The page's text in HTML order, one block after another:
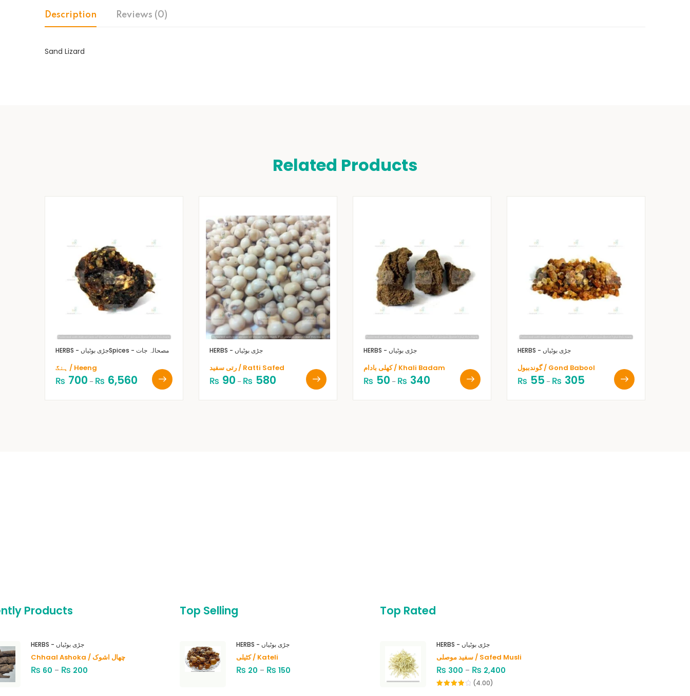
Description Reviews (0)
Sand Lizard
Related Products
HERBS - جڑی بوٹیاں Spices - مصحالہ جات
ہنگ / Heeng
₨ 700 – ₨ 6,560
HERBS - جڑی بوٹیاں
رتی سفید / Ratti Safed
₨ 90 – ₨ 580
HERBS - جڑی بوٹیاں
کھلی بادام / Khali Badam
₨ 50 – ₨ 340
HERBS - جڑی بوٹیاں
گوندببول / Gond Babool
₨ 55 – ₨ 305
Products
HERBS - جڑی بوٹیاں
Chhaal Ashoka / چھال اشوک
₨ 60 – ₨ 200
Top Selling
HERBS - جڑی بوٹیاں
کٹیلی / Kateli
₨ 20 – ₨ 150
Top Rated
HERBS - جڑی بوٹیاں
سفید موصلی / Safed Musli
₨ 300 – ₨ 2,400
(4.00)